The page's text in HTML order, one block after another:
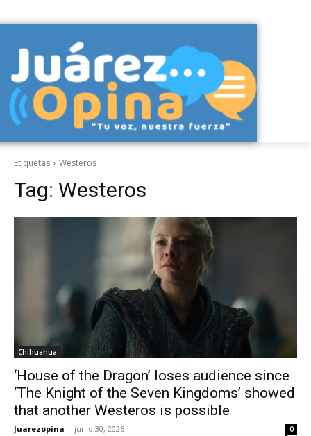
Etiquetas Westeros
Tag: Westeros
Chihuahua
‘House of the Dragon’ loses audience since
‘The Knight of the Seven Kingdoms’ showed
that another Westeros is possible
Juarezopina - junio 30, 2026 0